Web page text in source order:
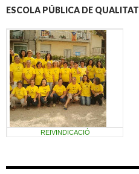
ESCOLA PÚBLICA DE QUALITAT
REIVINDICACIÓ